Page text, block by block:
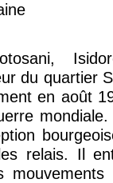
du quartier
en août
relais. Il